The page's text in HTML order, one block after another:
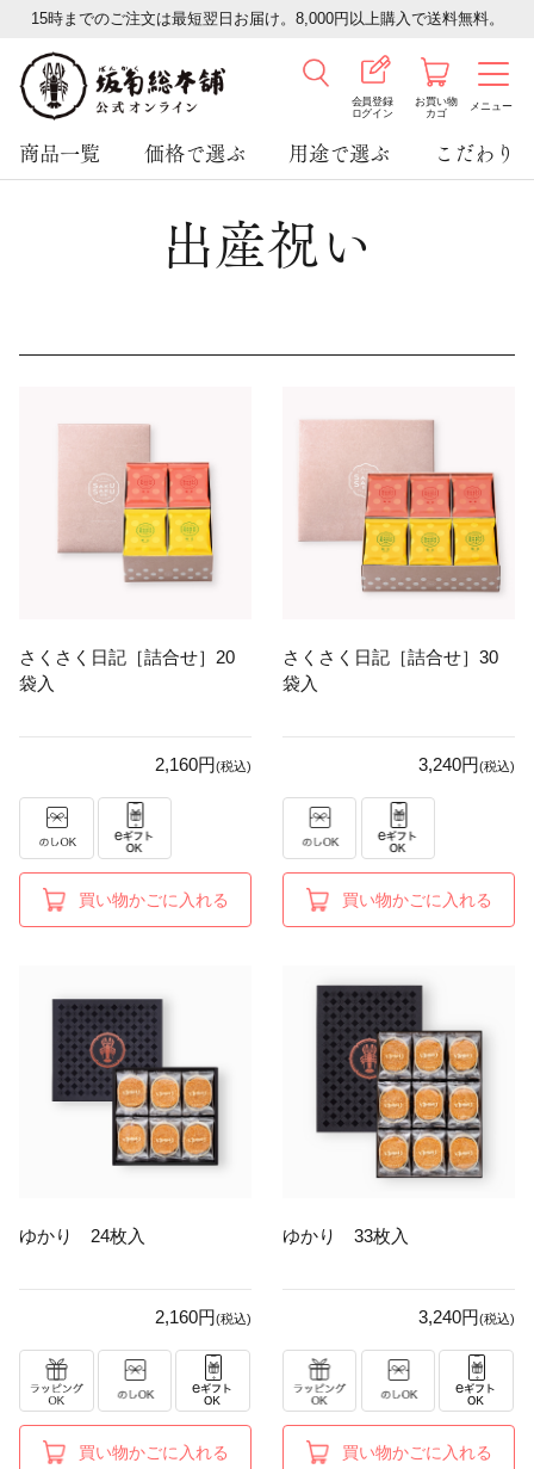
15時までのご注文は最短翌日お届け。8,000円以上購入で送料無料。
会員登録
ログイン
お買い物
カゴ
メニュー
商品一覧 価格で選ぶ 用途で選ぶ こだわり
出産祝い
さくさく日記［詰合せ］20
袋入
2,160円(税込)
買い物かごに入れる
さくさく日記［詰合せ］30
袋入
3,240円(税込)
買い物かごに入れる
ゆかり 24枚入
2,160円(税込)
買い物かごに入れる
ゆかり 33枚入
3,240円(税込)
買い物かごに入れる